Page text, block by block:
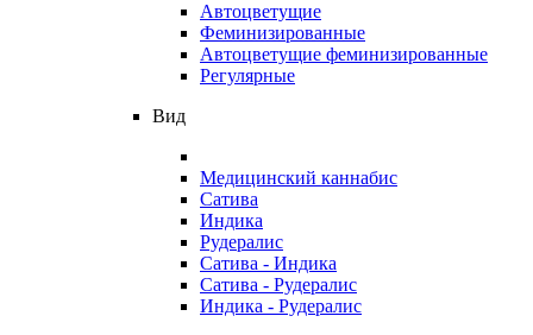
Автоцветущие
Феминизированные
Автоцветущие феминизированные
Регулярные
Вид
Медицинский каннабис
Сатива
Индика
Рудералис
Сатива - Индика
Сатива - Рудералис
Индика - Рудералис